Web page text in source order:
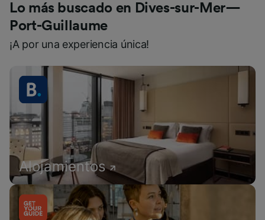
Lo más buscado en Dives-sur-Mer—
Port-Guillaume
¡A por una experiencia única!
Alojamientos